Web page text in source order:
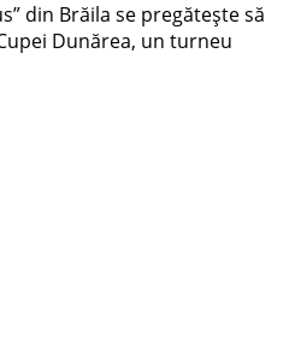
din Brăila se pregătește să
Dunărea, un turneu